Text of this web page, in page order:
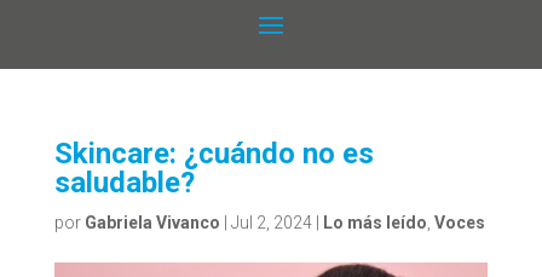
Skincare: ¿cuándo no es
saludable?
por Gabriela Vivanco Jul 2, 2024| Lo más leído, Voces